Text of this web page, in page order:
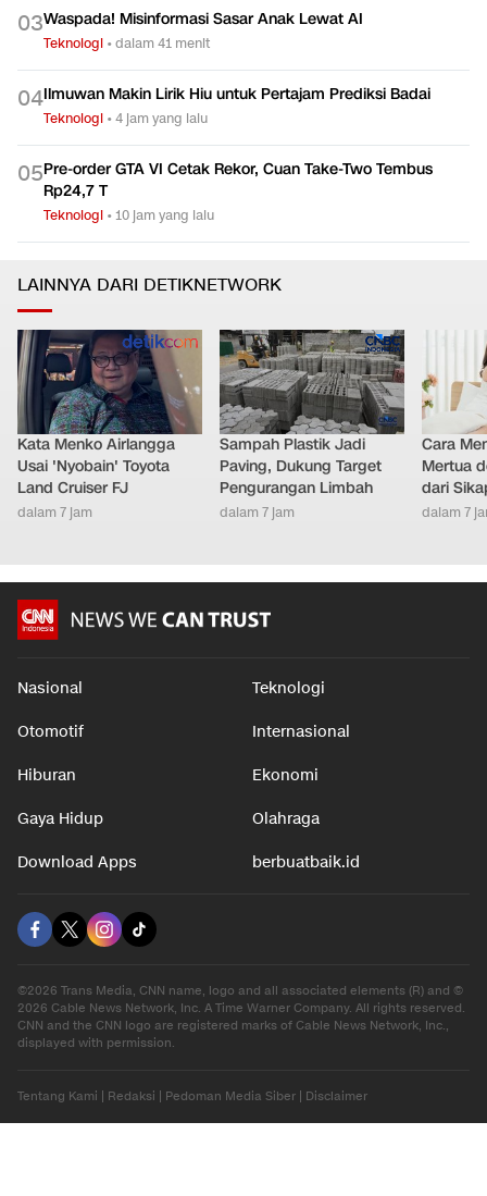
03Waspada! Misinformasi Sasar Anak Lewat AI
Teknologi •dalam 41 menit
04Ilmuwan Makin Lirik Hiu untuk Pertajam Prediksi Badai
Teknologi •4 jam yang lalu
05Pre-order GTA VI Cetak Rekor, Cuan Take-Two Tembus
Rp24,7 T
Teknologi •10 jam yang lalu
LAINNYA DARI DETIKNETWORK
Kata Menko Airlangga
Usai 'Nyobain' Toyota
Land Cruiser FJ
dalam 7 jam
Sampah Plastik Jadi
Paving, Dukung Target
Pengurangan Limbah
dalam 7 jam
Cara
Mertua
dari
dalam 7
Nasional Teknologi
Otomotif Internasional
Hiburan Ekonomi
Gaya Hidup Olahraga
Download Apps berbuatbaik.id
©2026 Trans Media, CNN name, logo and all associated elements (R) and ©
2026 Cable News Network, Inc. A Time Warner Company. All rights reserved.
CNN and the CNN logo are registered marks of Cable News Network, Inc.,
displayed with permission.
Tentang Kami | Redaksi | Pedoman Media Siber | Disclaimer